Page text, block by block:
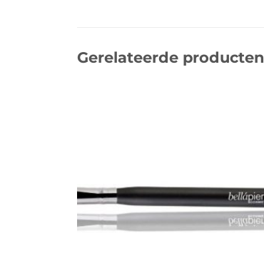
Gerelateerde producten